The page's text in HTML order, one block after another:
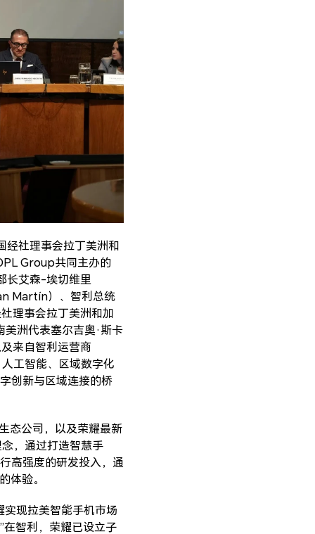
经社理事会拉丁美洲和
Group共同主办的
长艾森-埃切维里
Martín）、智利总统
理事会拉丁美洲和加
洲代表塞尔吉奥·斯卡
来自智利运营商
工智能、区域数字化
创新与区域连接的桥
态公司，以及荣耀最新
，通过打造智慧手
高强度的研发投入，通
体验。
现拉美智能手机市场
智利，荣耀已设立子